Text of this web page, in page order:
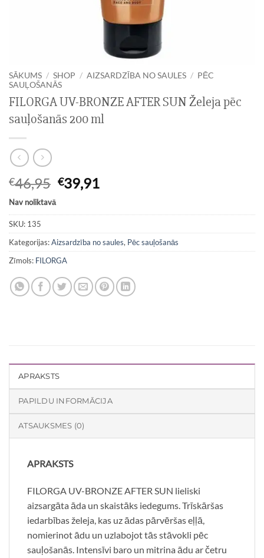
SĀKUMS / SHOP / AIZSARDZĪBA NO SAULES / PĒC
SAUĻOŠANĀS
FILORGA UV-BRONZE AFTER SUN Želeja pēc
sauļošanās 200 ml
€46,95 Original
price
was:
€39,91Current
is:
Nav noliktavā
SKU: 135
Kategorijas:Aizsardzība no saules, Pēc sauļošanās
Zīmols: FILORGA
APRAKSTS
PAPILDU INFORMĀCIJA
ATSAUKSMES (0)
APRAKSTS
FILORGA UV-BRONZE AFTER SUN lieliski
aizsargāta āda un skaistāks iedegums. Trīskāršas
iedarbības želeja, kas uz ādas pārvēršas eļļā,
nomierinot ādu un uzlabojot tās stāvokli pēc
sauļošanās. Intensīvi baro un mitrina ādu ar četru